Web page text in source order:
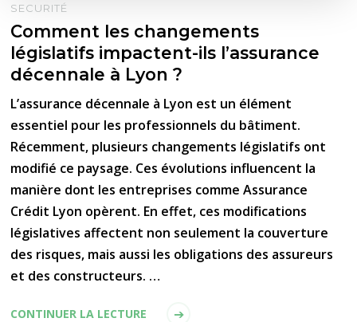
SECURITÉ
Comment les changements
législatifs impactent-ils l’assurance
décennale à Lyon ?
L’assurance décennale à Lyon est un élément
essentiel pour les professionnels du bâtiment.
Récemment, plusieurs changements législatifs ont
modifié ce paysage. Ces évolutions influencent la
manière dont les entreprises comme Assurance
Crédit Lyon opèrent. En effet, ces modifications
législatives affectent non seulement la couverture
des risques, mais aussi les obligations des assureurs
et des constructeurs. …
CONTINUER LA LECTURE